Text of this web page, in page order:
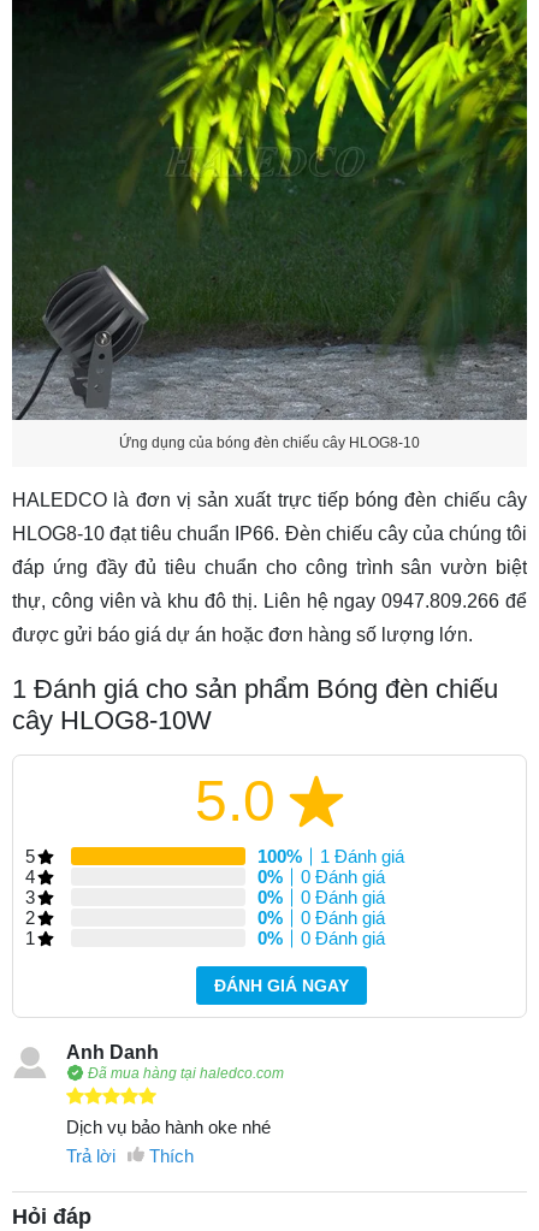
Ứng dụng của bóng đèn chiếu cây HLOG8-10
HALEDCO là đơn vị sản xuất trực tiếp bóng đèn chiếu cây
HLOG8-10 đạt tiêu chuẩn IP66. Đèn chiếu cây của chúng tôi
đáp ứng đầy đủ tiêu chuẩn cho công trình sân vườn biệt
thự, công viên và khu đô thị. Liên hệ ngay 0947.809.266 để
được gửi báo giá dự án hoặc đơn hàng số lượng lớn.
1 Đánh giá cho sản phẩm Bóng đèn chiếu
cây HLOG8-10W
5.0
5 100%
1 Đánh giá
4
0%
0 Đánh giá
3
0%
0 Đánh giá
2
0%
0 Đánh giá
1
0% 0 Đánh giá
ĐÁNH GIÁ NGAY
Anh Danh
Đã mua hàng tại haledco.com
Dịch vụ bảo hành oke nhé
Trả lời
Thích
Hỏi đáp